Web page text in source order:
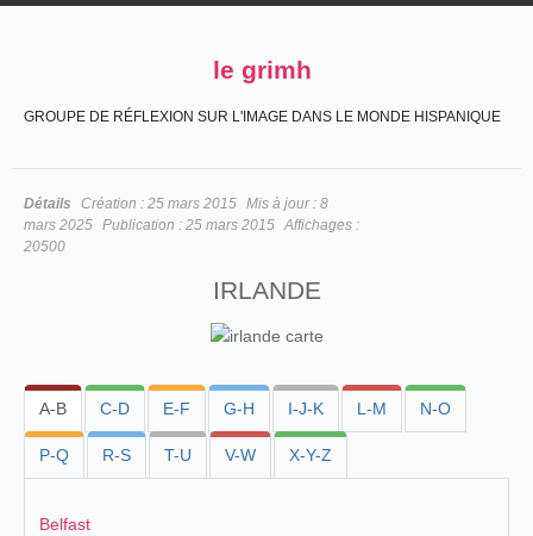
le grimh
GROUPE DE RÉFLEXION SUR L'IMAGE DANS LE MONDE HISPANIQUE
Détails Création : 25 mars 2015 Mis à jour : 8
mars 2025 Publication : 25 mars 2015 Affichages :
20500
IRLANDE
A-B C-D E-F G-H I-J-K L-M N-O
P-Q R-S T-U V-W X-Y-Z
Belfast